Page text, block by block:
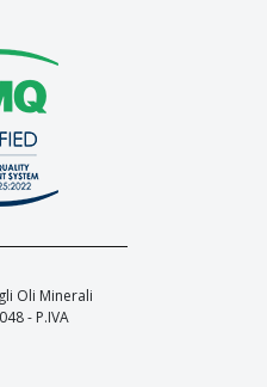
Oli Minerali
- P.IVA